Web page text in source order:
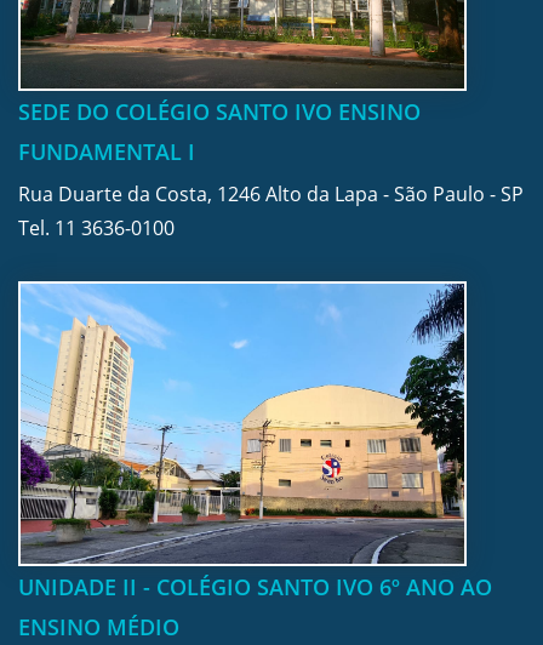
SEDE DO COLÉGIO SANTO IVO ENSINO
FUNDAMENTAL I
Rua Duarte da Costa, 1246 Alto da Lapa - São Paulo - SP
Tel. 11 3636-0100
UNIDADE II - COLÉGIO SANTO IVO 6º ANO AO
ENSINO MÉDIO